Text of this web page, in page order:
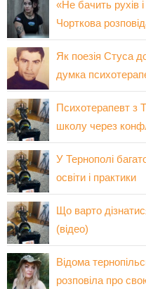
«Не бачить рухів
Чорткова
Як поезія Стуса
думка
Психотерапевт з
школу через
У Тернополі
освіти і практики
Що варто
(відео)
Відома
розповіла про